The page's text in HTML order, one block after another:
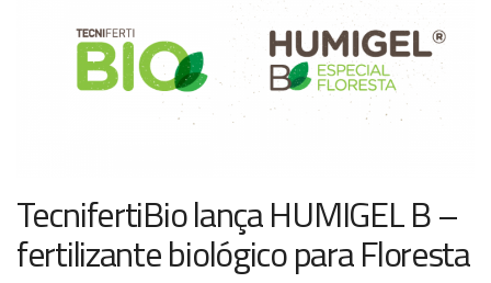
TecnifertiBio lança HUMIGEL B –
fertilizante biológico para Floresta